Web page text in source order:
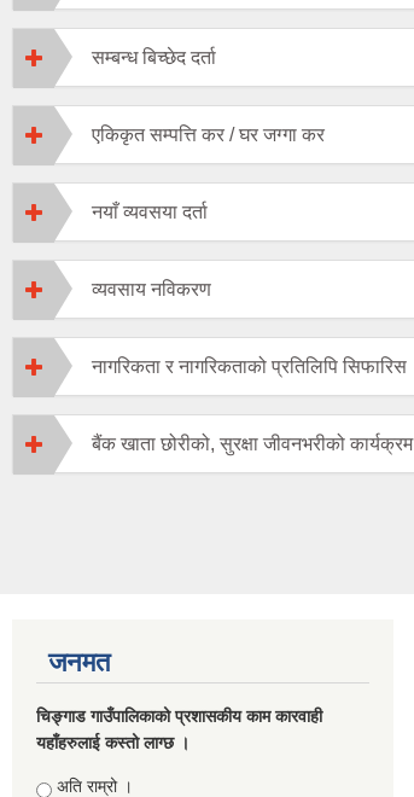
सम्बन्ध बिच्छेद दर्ता
एकिकृत सम्पत्ति कर / घर जग्गा कर
नयाँ व्यवसया दर्ता
व्यवसाय नविकरण
नागरिकता र नागरिकताको प्रतिलिपि सिफारिस
बैंक खाता छोरीको, सुरक्षा जीवनभरीको कार्यक्रम
जनमत
चिङ्गाड गाउँपालिकाको प्रशासकीय काम कारवाही
यहाँहरुलाई कस्तो लाग्छ ।
Choices
अति राम्रो ।